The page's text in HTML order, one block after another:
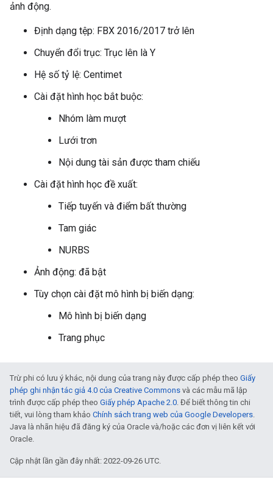
ảnh động.
Định dạng tệp: FBX 2016/2017 trở lên
Chuyển đổi trục: Trục lên là Y
Hệ số tỷ lệ: Centimet
Cài đặt hình học bắt buộc:
Nhóm làm mượt
Lưới trơn
Nội dung tài sản được tham chiếu
Cài đặt hình học đề xuất:
Tiếp tuyến và điểm bất thường
Tam giác
NURBS
Ảnh động: đã bật
Tùy chọn cài đặt mô hình bị biến dạng:
Mô hình bị biến dạng
Trang phục
Trừ phi có lưu ý khác, nội dung của trang này được cấp phép theo Giấy
phép ghi nhận tác giả 4.0 của Creative Commons và các mẫu mã lập
trình được cấp phép theo Giấy phép Apache 2.0. Để biết thông tin chi
tiết, vui lòng tham khảo Chính sách trang web của Google Developers.
Java là nhãn hiệu đã đăng ký của Oracle và/hoặc các đơn vị liên kết với
Oracle.
Cập nhật lần gần đây nhất: 2022-09-26 UTC.